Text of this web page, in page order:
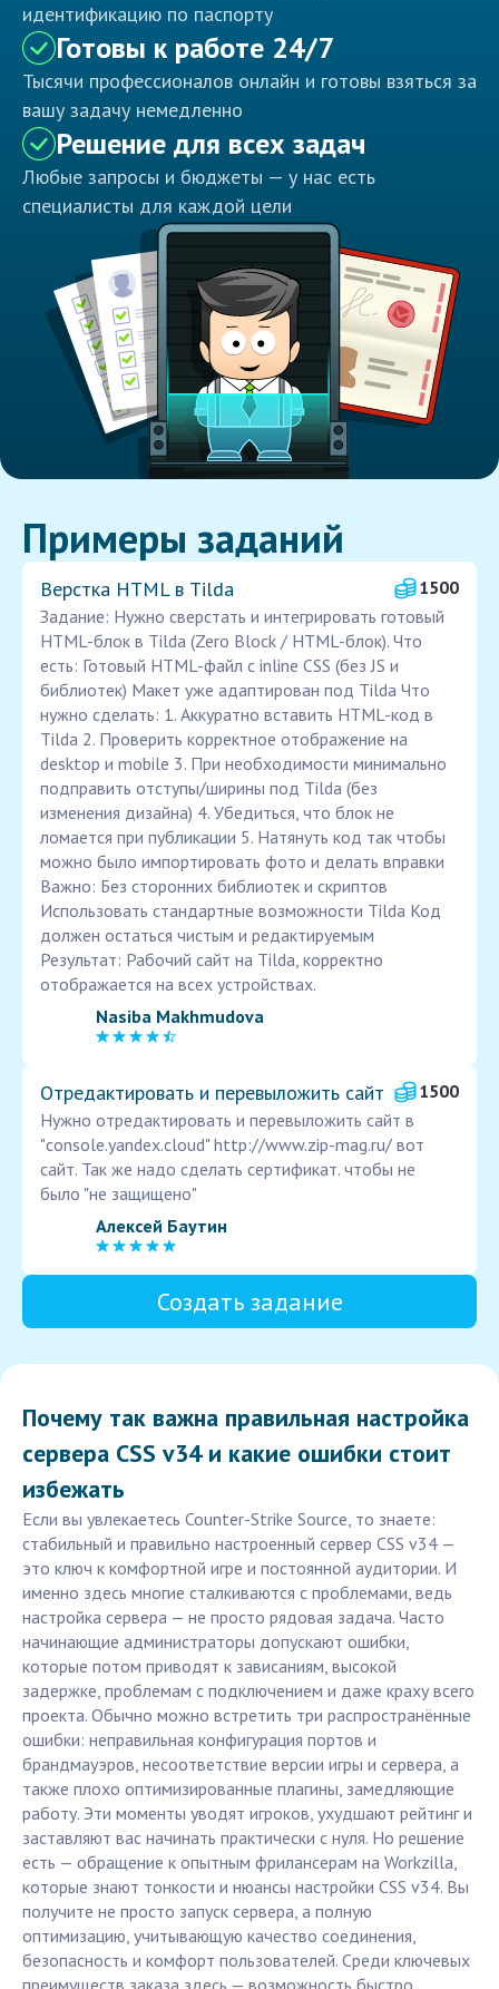
идентификацию по паспорту
Готовы к работе 24/7
Тысячи профессионалов онлайн и готовы взяться за
вашу задачу немедленно
Решение для всех задач
Любые запросы и бюджеты — у нас есть
специалисты для каждой цели
Примеры заданий
Верстка HTML в Tilda
1500
Задание: Нужно сверстать и интегрировать готовый
HTML-блок в Tilda (Zero Block / HTML-блок). Что
есть: Готовый HTML-файл с inline CSS (без JS и
библиотек) Макет уже адаптирован под Tilda Что
нужно сделать: 1. Аккуратно вставить HTML-код в
Tilda 2. Проверить корректное отображение на
desktop и mobile 3. При необходимости минимально
подправить отступы/ширины под Tilda (без
изменения дизайна) 4. Убедиться, что блок не
ломается при публикации 5. Натянуть код так чтобы
можно было импортировать фото и делать вправки
Важно: Без сторонних библиотек и скриптов
Использовать стандартные возможности Tilda Код
должен остаться чистым и редактируемым
Результат: Рабочий сайт на Tilda, корректно
отображается на всех устройствах.
Nasiba Makhmudova
Отредактировать и перевыложить сайт
1500
Нужно отредактировать и перевыложить сайт в
"console.yandex.cloud" http://www.zip-mag.ru/ вот
сайт. Так же надо сделать сертификат. чтобы не
было "не защищено"
Алексей Баутин
Создать задание
Почему так важна правильная настройка
сервера CSS v34 и какие ошибки стоит
избежать
Если вы увлекаетесь Counter-Strike Source, то знаете:
стабильный и правильно настроенный сервер CSS v34 —
это ключ к комфортной игре и постоянной аудитории. И
именно здесь многие сталкиваются с проблемами, ведь
настройка сервера — не просто рядовая задача. Часто
начинающие администраторы допускают ошибки,
которые потом приводят к зависаниям, высокой
задержке, проблемам с подключением и даже краху всего
проекта. Обычно можно встретить три распространённые
ошибки: неправильная конфигурация портов и
брандмауэров, несоответствие версии игры и сервера, а
также плохо оптимизированные плагины, замедляющие
работу. Эти моменты уводят игроков, ухудшают рейтинг и
заставляют вас начинать практически с нуля. Но решение
есть — обращение к опытным фрилансерам на Workzilla,
которые знают тонкости и нюансы настройки CSS v34. Вы
получите не просто запуск сервера, а полную
оптимизацию, учитывающую качество соединения,
безопасность и комфорт пользователей. Среди ключевых